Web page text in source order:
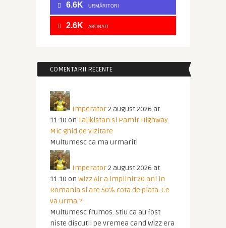
6.6K URMĂRITORI
2.6K ABONATI
COMENTARII RECENTE
Imperator2 august 2026 at
11:10 on Tajikistan si Pamir Highway.
Mic ghid de vizitare
Multumesc ca ma urmariti
Imperator2 august 2026 at
11:10 on Wizz Air a implinit 20 ani in
Romania si are 50% cota de piata. Ce
va urma ?
Multumesc frumos. Stiu ca au fost
niste discutii pe vremea cand Wizz era